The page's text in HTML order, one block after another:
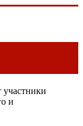
участники
и